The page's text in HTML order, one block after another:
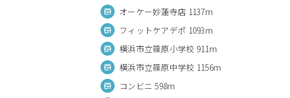
オーケー妙蓮寺店 1137m
フィットケアデポ 1093m
横浜市立篠原小学校 911m
横浜市立篠原中学校 1156m
コンビニ 598m